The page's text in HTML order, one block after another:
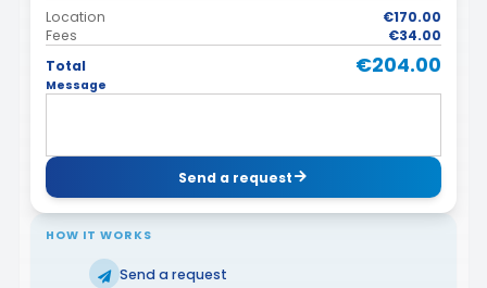
Location
€170.00
Fees
€34.00
Total
€204.00
Message
Send a request
HOW IT WORKS
Send a request